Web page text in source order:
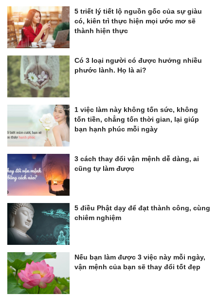
5 triết lý tiết lộ nguồn gốc của sự giàu
có, kiên trì thực hiện mọi ước mơ sẽ
thành hiện thực
Có 3 loại người có được hưởng nhiều
phước lành. Họ là ai?
1 việc làm này không tốn sức, không
tốn tiền, chẳng tốn thời gian, lại giúp
bạn hạnh phúc mỗi ngày
3 cách thay đổi vận mệnh dễ dàng, ai
cũng tự làm được
5 điều Phật dạy để đạt thành công, cùng
chiêm nghiệm
Nếu bạn làm được 3 việc này mỗi ngày,
vận mệnh của bạn sẽ thay đổi tốt đẹp